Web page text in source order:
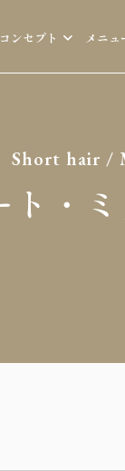
コンセプト メニュ
Short hair /
ト・